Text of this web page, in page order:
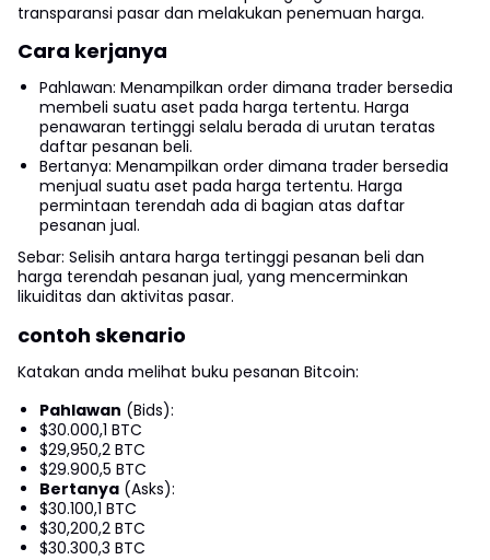
transparansi pasar dan melakukan penemuan harga.
Cara kerjanya
Pahlawan: Menampilkan order dimana trader bersedia
membeli suatu aset pada harga tertentu. Harga
penawaran tertinggi selalu berada di urutan teratas
daftar pesanan beli.
Bertanya: Menampilkan order dimana trader bersedia
menjual suatu aset pada harga tertentu. Harga
permintaan terendah ada di bagian atas daftar
pesanan jual.
Sebar: Selisih antara harga tertinggi pesanan beli dan
harga terendah pesanan jual, yang mencerminkan
likuiditas dan aktivitas pasar.
contoh skenario
Katakan anda melihat buku pesanan Bitcoin:
Pahlawan (Bids):
$30.000,1 BTC
$29,950,2 BTC
$29.900,5 BTC
Bertanya (Asks):
$30.100,1 BTC
$30,200,2 BTC
$30.300,3 BTC